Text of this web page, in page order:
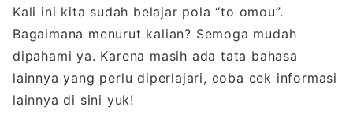
Kali ini kita sudah belajar pola “to omou”.
Bagaimana menurut kalian? Semoga mudah
dipahami ya. Karena masih ada tata bahasa
lainnya yang perlu diperlajari, coba cek informasi
lainnya di sini yuk!